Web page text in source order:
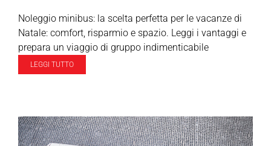
Noleggio minibus: la scelta perfetta per le vacanze di
Natale: comfort, risparmio e spazio. Leggi i vantaggi e
prepara un viaggio di gruppo indimenticabile
LEGGI TUTTO